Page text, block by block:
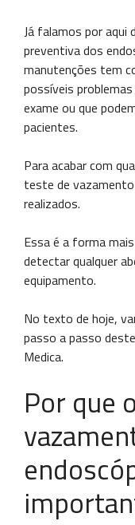
Já falamos por aqui
preventiva dos
manutenções tem
possíveis
exame ou que
pacientes.
Para acabar com
teste de
realizados.
Essa é a forma
detectar qualquer
equipamento.
No texto de hoje,
passo a passo
Medica.
Por que